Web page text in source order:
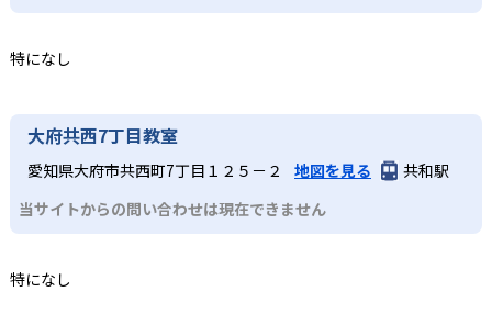
特になし
大府共西7丁目教室
愛知県大府市共西町7丁目１２５－２ 地図を見る
共和駅
当サイトからの問い合わせは現在できません
特になし